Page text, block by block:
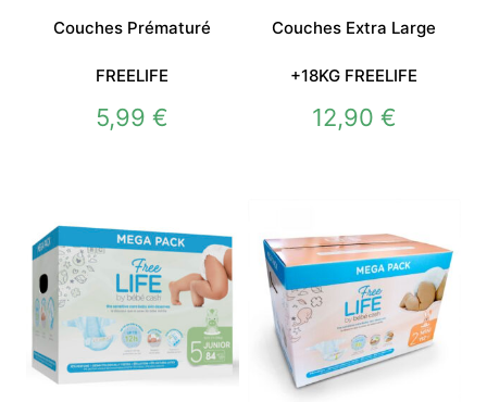
Couches Prématuré
FREELIFE
5,99€
Couches Extra Large
+18KG FREELIFE
12,90 €